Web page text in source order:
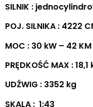
SILNIK :
POJ. SILNIKA : 4222
MOC : 30 kW – 42 KM
PRĘDKOŚĆ MAX :
UDŹWIG : 3352 kg
SKALA : 1:43